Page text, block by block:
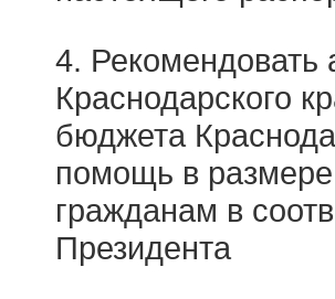
4. Рекомендовать
Краснодарского
бюджета
помощь в
гражданам в
Президента